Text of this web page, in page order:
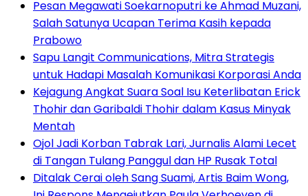
Pesan Megawati Soekarnoputri ke Ahmad Muzani,
Salah Satunya Ucapan Terima Kasih kepada
Prabowo
Sapu Langit Communications, Mitra Strategis
untuk Hadapi Masalah Komunikasi Korporasi Anda
Kejagung Angkat Suara Soal Isu Keterlibatan Erick
Thohir dan Garibaldi Thohir dalam Kasus Minyak
Mentah
Ojol Jadi Korban Tabrak Lari, Jurnalis Alami Lecet
di Tangan Tulang Panggul dan HP Rusak Total
Ditalak Cerai oleh Sang Suami, Artis Baim Wong,